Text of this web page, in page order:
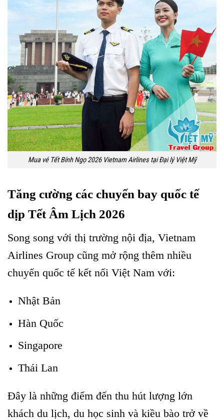
Mua vé Tết Bính Ngọ 2026 Vietnam Airlines tại Đại lý Việt Mỹ
Tăng cường các chuyến bay quốc tế
dịp Tết Âm Lịch 2026
Song song với thị trường nội địa, Vietnam
Airlines Group cũng mở rộng thêm nhiều
chuyến quốc tế kết nối Việt Nam với:
Nhật Bản
Hàn Quốc
Singapore
Thái Lan
Đây là những điểm đến thu hút lượng lớn
khách du lịch, du học sinh và kiều bào trở về